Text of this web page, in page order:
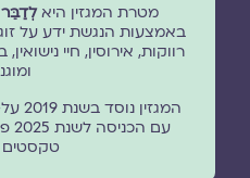
מטרת המגזין היא
באמצעות הנגשת ידע על
רווקות, אירוסין, חיי
טקסטים